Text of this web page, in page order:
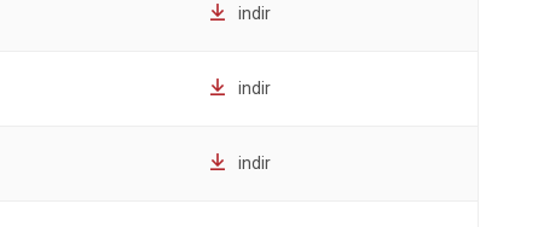
indir
indir
indir